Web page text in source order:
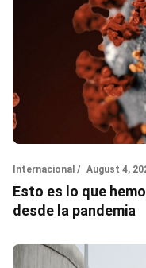
Internacional / August 4,
Esto es lo que
desde la pandemia